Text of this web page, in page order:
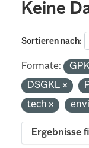
Keine
Sortieren nach
Formate:
DSGKL
tech
Ergebnisse